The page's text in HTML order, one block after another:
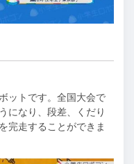
ットです。全国大会で
になり、段差、くだり
完走することができま